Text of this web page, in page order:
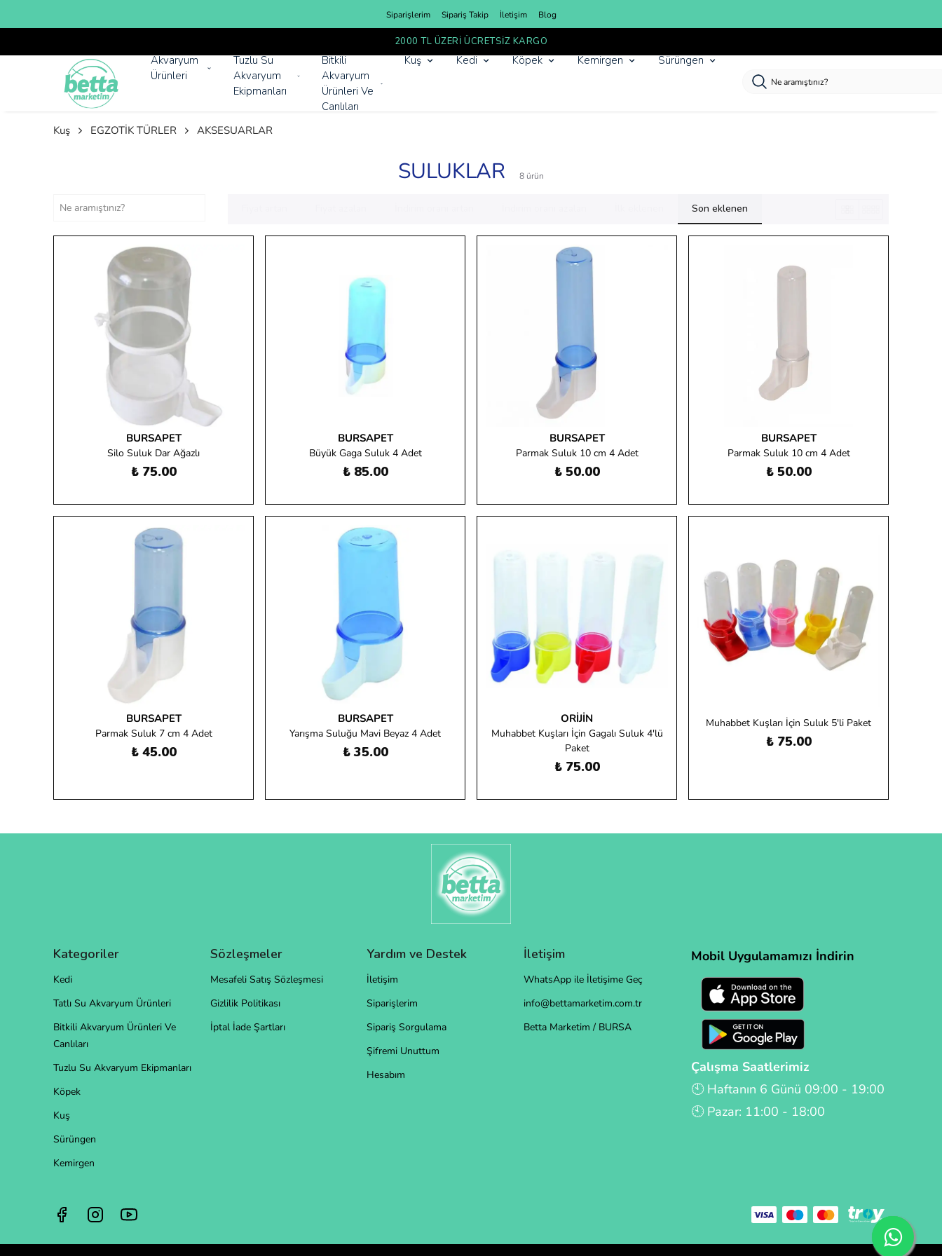
Siparişlerim Sipariş Takip İletişim Blog
Akvaryum
Ürünleri
Tuzlu Su
Akvaryum
Ekipmanları
Bitkili
Akvaryum
Ürünleri Ve
Canlıları
Kuş Kedi Köpek Kemirgen Sürüngen
Kuş EGZOTİK TÜRLER AKSESUARLAR
SULUKLAR 8 ürün
Son eklenen
BURSAPET
Silo Suluk Dar Ağazlı
₺ 75.00
BURSAPET
Büyük Gaga Suluk 4 Adet
₺ 85.00
BURSAPET
Parmak Suluk 10 cm 4 Adet
₺ 50.00
BURSAPET
Parmak Suluk 10 cm 4 Adet
₺ 50.00
BURSAPET
Parmak Suluk 7 cm 4 Adet
₺ 45.00
BURSAPET
Yarışma Suluğu Mavi Beyaz 4 Adet
₺ 35.00
ORIJIN
Muhabbet Kuşları İçin Gagalı Suluk 4'lü
Paket
₺ 75.00
Muhabbet Kuşları İçin Suluk 5'li Paket
₺ 75.00
Kategoriler
Kedi
Tatlı Su Akvaryum Ürünleri
Bitkili Akvaryum Ürünleri Ve
Canlıları
Tuzlu Su Akvaryum Ekipmanları
Köpek
Kuş
Sürüngen
Kemirgen
Sözleşmeler
Mesafeli Satış Sözleşmesi
Gizlilik Politikası
İptal İade Şartları
Yardım ve Destek
İletişim
Siparişlerim
Sipariş Sorgulama
Şifremi Unuttum
Hesabım
İletişim
WhatsApp ile İletişime Geç
info@bettamarketim.com.tr
Betta Marketim / BURSA
Mobil Uygulamamızı İndirin
Çalışma Saatlerimiz
🕙 Haftanın 6 Günü 09:00 - 19:00
🕙 Pazar: 11:00 - 18:00